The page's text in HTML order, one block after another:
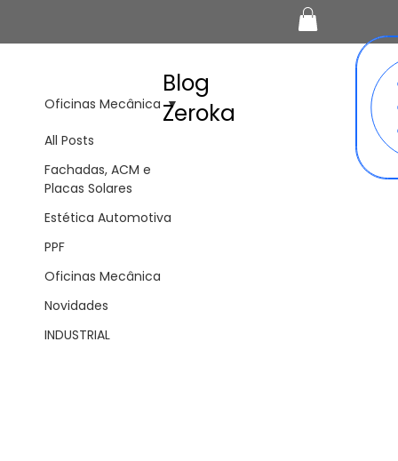
All Posts
Fachadas, ACM e
Placas Solares
Estética Automotiva
PPF
Oficinas Mecânica
Novidades
INDUSTRIAL
Oficinas Mecânica
Blog
Zeroka